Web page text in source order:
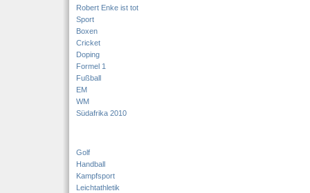
Robert Enke ist tot
Sport
Boxen
Cricket
Doping
Formel 1
Fußball
EM
WM
Südafrika 2010
Golf
Handball
Kampfsport
Leichtathletik